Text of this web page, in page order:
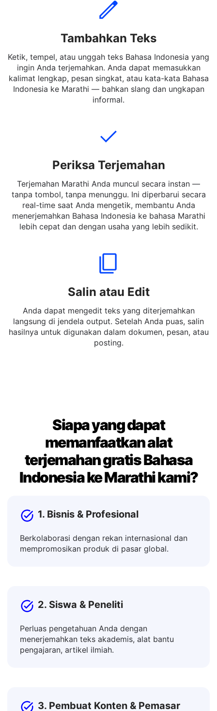
tanpa langganan.
Tambahkan Teks
Ketik, tempel, atau unggah teks Bahasa Indonesia yang
ingin Anda terjemahkan. Anda dapat memasukkan
kalimat lengkap, pesan singkat, atau kata-kata Bahasa
Periksa Terjemahan
Terjemahan Marathi Anda muncul secara instan —
tanpa tombol, tanpa menunggu. Ini diperbarui secara
real-time saat Anda mengetik, membantu Anda
lebih cepat dan dengan usaha yang lebih sedikit.
Salin atau Edit
Anda dapat mengedit teks yang diterjemahkan
langsung di jendela output. Setelah Anda puas, salin
Siapa yang dapat
memanfaatkan alat
terjemahan gratis Bahasa
1. Bisnis & Profesional
2. Siswa & Peneliti
Perluas pengetahuan Anda dengan